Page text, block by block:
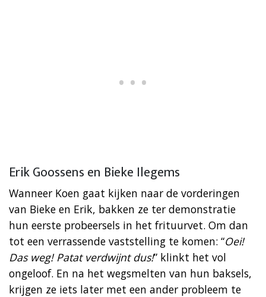
Erik Goossens en Bieke Ilegems
Wanneer Koen gaat kijken naar de vorderingen
van Bieke en Erik, bakken ze ter demonstratie
hun eerste probeersels in het frituurvet. Om dan
tot een verrassende vaststelling te komen: “Oei!
Das weg! Patat verdwijnt dus!” klinkt het vol
ongeloof. En na het wegsmelten van hun baksels,
krijgen ze iets later met een ander probleem te